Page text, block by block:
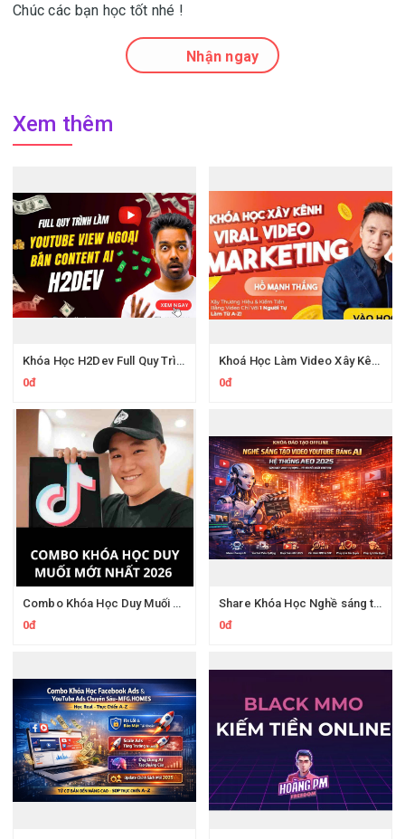
Chúc các bạn học tốt nhé !
Nhận ngay
Xem thêm
Khóa Học H2Dev Full Quy Trình Thực Chiến Và Key Làm Youtube View Ngoại
0đ
Khoá Học Làm Video Xây Kênh Hồ Mạnh Thắng
0đ
Combo Khóa Học Duy Muối 2026
0đ
Share Khóa Học Nghề sáng tạo video YouTube bằng AI Của Hải Nghiêm
0đ